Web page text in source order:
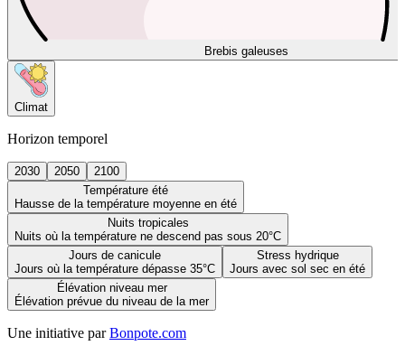
Brebis galeuses
Climat
Horizon temporel
2030 2050
2100
Température été
Hausse de la température moyenne en été
Nuits tropicales
Nuits où la température ne descend pas sous 20°C
Jours de canicule
Jours où la température dépasse 35°C
Stress hydrique
Jours avec sol sec en été
Élévation niveau mer
Élévation prévue du niveau de la mer
Une initiative par Bonpote.com